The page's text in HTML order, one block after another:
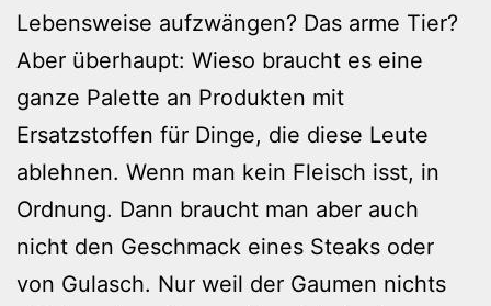
Lebensweise aufzwängen? Das arme Tier?
Aber überhaupt: Wieso braucht es eine
ganze Palette an Produkten mit
Ersatzstoffen für Dinge, die diese Leute
ablehnen. Wenn man kein Fleisch isst, in
Ordnung. Dann braucht man aber auch
nicht den Geschmack eines Steaks oder
von Gulasch. Nur weil der Gaumen nichts